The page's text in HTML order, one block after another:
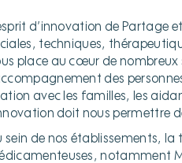
d’innovation de Partage
techniques,
place au cœur de nombreux
des
avec les familles, les
doit nous permettre
sein de nos établissements, la
notamment